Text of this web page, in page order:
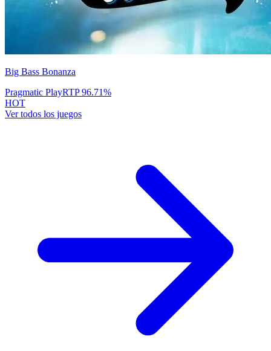
Big Bass Bonanza
Pragmatic PlayRTP96.71%
HOT
Ver todos los juegos